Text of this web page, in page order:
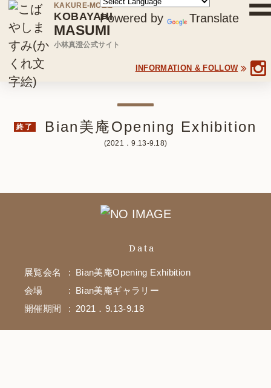
KAKURE-MOZIE
KOBAYAHI
MASUMI
小林真澄公式サイト
INFORMATION & FOLLOW
ホーム
カフェ & アトリエ
Powered by Translate
終了 Bian美庵Opening Exhibition
(2021．9.13‐9.18)
Data
展覧会名
Bian美庵Opening Exhibition
会場
Bian美庵ギャラリー
開催期間
2021．9.13‐9.18